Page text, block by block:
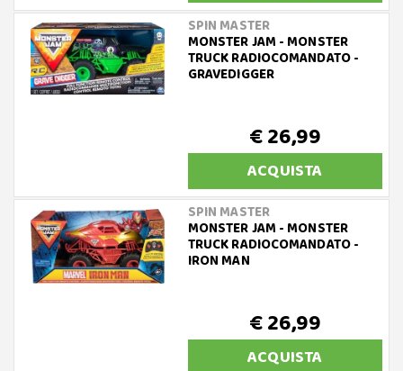
SPIN MASTER
MONSTER JAM - MONSTER
TRUCK RADIOCOMANDATO -
GRAVEDIGGER
€ 26,99
ACQUISTA
SPIN MASTER
MONSTER JAM - MONSTER
TRUCK RADIOCOMANDATO -
IRON MAN
€ 26,99
ACQUISTA